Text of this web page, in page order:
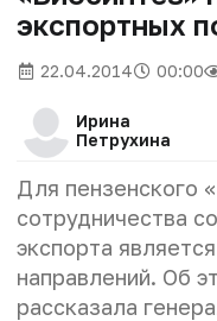
экспортных
22.04.2014 00:00
Ирина
Петрухина
Для пензенского
сотрудничества
экспорта
направлений. Об
рассказала